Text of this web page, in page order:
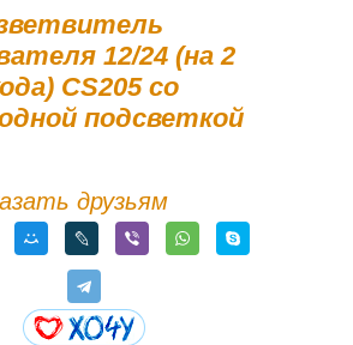
12/24 (на 2
CS205 со
подсветкой
друзьям